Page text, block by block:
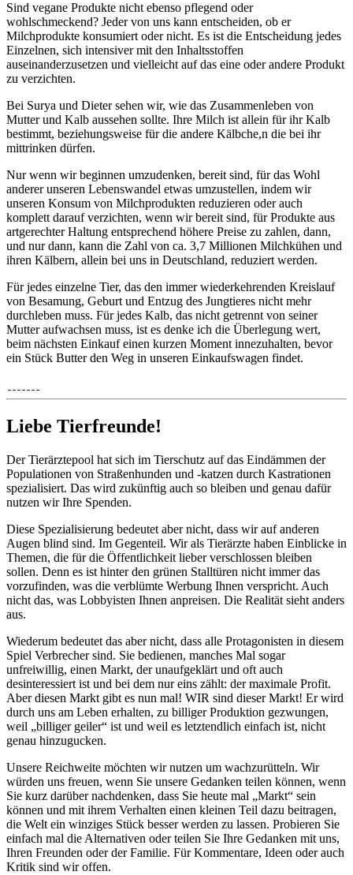
Sind vegane Produkte nicht ebenso pflegend oder
wohlschmeckend? Jeder von uns kann entscheiden, ob er
Milchprodukte konsumiert oder nicht. Es ist die Entscheidung jedes
Einzelnen, sich intensiver mit den Inhaltsstoffen
auseinanderzusetzen und vielleicht auf das eine oder andere Produkt
zu verzichten.
Bei Surya und Dieter sehen wir, wie das Zusammenleben von
Mutter und Kalb aussehen sollte. Ihre Milch ist allein für ihr Kalb
bestimmt, beziehungsweise für die andere Kälbche,n die bei ihr
mittrinken dürfen.
Nur wenn wir beginnen umzudenken, bereit sind, für das Wohl
anderer unseren Lebenswandel etwas umzustellen, indem wir
unseren Konsum von Milchprodukten reduzieren oder auch
komplett darauf verzichten, wenn wir bereit sind, für Produkte aus
artgerechter Haltung entsprechend höhere Preise zu zahlen, dann,
und nur dann, kann die Zahl von ca. 3,7 Millionen Milchkühen und
ihren Kälbern, allein bei uns in Deutschland, reduziert werden.
Für jedes einzelne Tier, das den immer wiederkehrenden Kreislauf
von Besamung, Geburt und Entzug des Jungtieres nicht mehr
durchleben muss. Für jedes Kalb, das nicht getrennt von seiner
Mutter aufwachsen muss, ist es denke ich die Überlegung wert,
beim nächsten Einkauf einen kurzen Moment innezuhalten, bevor
ein Stück Butter den Weg in unseren Einkaufswagen findet.
Liebe Tierfreunde!
Der Tierärztepool hat sich im Tierschutz auf das Eindämmen der
Populationen von Straßenhunden und -katzen durch Kastrationen
spezialisiert. Das wird zukünftig auch so bleiben und genau dafür
nutzen wir Ihre Spenden.
Diese Spezialisierung bedeutet aber nicht, dass wir auf anderen
Augen blind sind. Im Gegenteil. Wir als Tierärzte haben Einblicke in
Themen, die für die Öffentlichkeit lieber verschlossen bleiben
sollen. Denn es ist hinter den grünen Stalltüren nicht immer das
vorzufinden, was die verblümte Werbung Ihnen verspricht. Auch
nicht das, was Lobbyisten Ihnen anpreisen. Die Realität sieht anders
aus.
Wiederum bedeutet das aber nicht, dass alle Protagonisten in diesem
Spiel Verbrecher sind. Sie bedienen, manches Mal sogar
unfreiwillig, einen Markt, der unaufgeklärt und oft auch
desinteressiert ist und bei dem nur eins zählt: der maximale Profit.
Aber diesen Markt gibt es nun mal! WIR sind dieser Markt! Er wird
durch uns am Leben erhalten, zu billiger Produktion gezwungen,
weil „billiger geiler“ ist und weil es letztendlich einfach ist, nicht
genau hinzugucken.
Unsere Reichweite möchten wir nutzen um wachzurütteln. Wir
würden uns freuen, wenn Sie unsere Gedanken teilen können, wenn
Sie kurz darüber nachdenken, dass Sie heute mal „Markt“ sein
können und mit ihrem Verhalten einen kleinen Teil dazu beitragen,
die Welt ein winziges Stück besser werden zu lassen. Probieren Sie
einfach mal die Alternativen oder teilen Sie Ihre Gedanken mit uns,
Ihren Freunden oder der Familie. Für Kommentare, Ideen oder auch
Kritik sind wir offen.